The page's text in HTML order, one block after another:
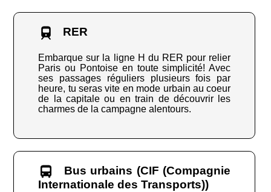
RER
Embarque sur la ligne H du RER pour relier
Paris ou Pontoise en toute simplicité! Avec
ses passages réguliers plusieurs fois par
heure, tu seras vite en mode urbain au coeur
de la capitale ou en train de découvrir les
charmes de la campagne alentours.
Bus urbains (CIF (Compagnie
Internationale des Transports))